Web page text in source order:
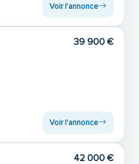
Voir l'annonce
39 900 €
Voir l'annonce
42 000 €